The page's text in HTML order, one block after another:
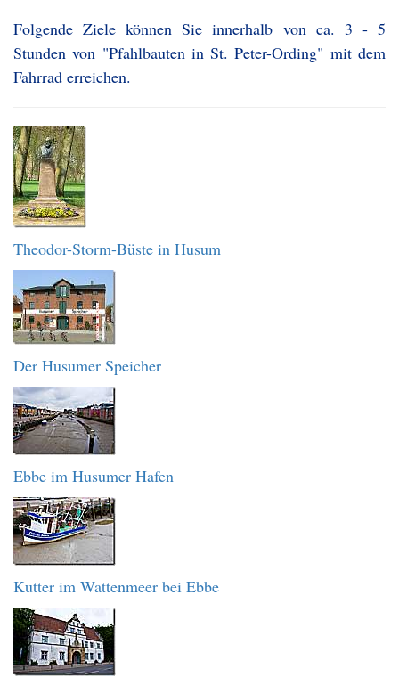
Folgende Ziele können Sie innerhalb von ca. 3 - 5
Stunden von "Pfahlbauten in St. Peter-Ording" mit dem
Fahrrad erreichen.
Theodor-Storm-Büste in Husum
Der Husumer Speicher
Ebbe im Husumer Hafen
Kutter im Wattenmeer bei Ebbe